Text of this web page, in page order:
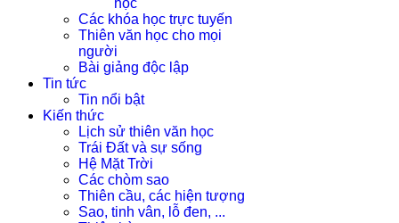
học
Các khóa học trực tuyến
Thiên văn học cho mọi
người
Bài giảng độc lập
Tin tức
Tin nổi bật
Kiến thức
Lịch sử thiên văn học
Trái Đất và sự sống
Hệ Mặt Trời
Các chòm sao
Thiên cầu, các hiện tượng
Sao, tinh vân, lỗ đen, ...